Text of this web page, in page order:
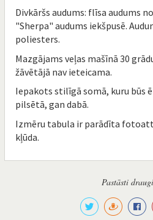
Divkāršs audums: flīsa audums
"Sherpa" audums iekšpusē.
poliesters.
Mazgājams veļas mašīnā 30
žāvētājā nav ieteicama.
Iepakots stilīgā somā, kuru būs
pilsētā, gan dabā.
Izmēru tabula ir parādīta
kļūda.
Pastāsti